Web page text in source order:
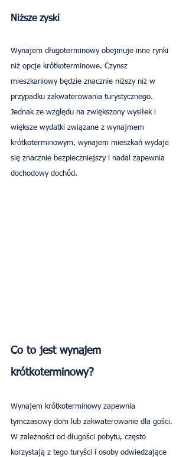
Niższe zyski
Wynajem długoterminowy obejmuje inne rynki
niż opcje krótkoterminowe. Czynsz
mieszkaniowy będzie znacznie niższy niż w
przypadku zakwaterowania turystycznego.
Jednak ze względu na zwiększony wysiłek i
większe wydatki związane z wynajmem
krótkoterminowym, wynajem mieszkań wydaje
się znacznie bezpieczniejszy i nadal zapewnia
dochodowy dochód.
Co to jest wynajem
krótkoterminowy?
Wynajem krótkoterminowy zapewnia
tymczasowy dom lub zakwaterowanie dla gości.
W zależności od długości pobytu, często
korzystają z tego turyści i osoby odwiedzające